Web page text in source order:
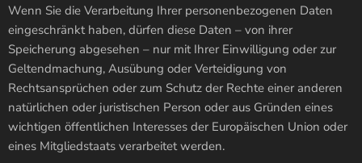
Wenn Sie die Verarbeitung Ihrer personenbezogenen Daten
eingeschränkt haben, dürfen diese Daten – von ihrer
Speicherung abgesehen – nur mit Ihrer Einwilligung oder zur
Geltendmachung, Ausübung oder Verteidigung von
Rechtsansprüchen oder zum Schutz der Rechte einer anderen
natürlichen oder juristischen Person oder aus Gründen eines
wichtigen öffentlichen Interesses der Europäischen Union oder
eines Mitgliedstaats verarbeitet werden.